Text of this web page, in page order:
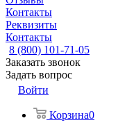
Контакты
Реквизиты
Контакты
8 (800) 101-71-05
Заказать звонок
Задать вопрос
Войти
Корзина0